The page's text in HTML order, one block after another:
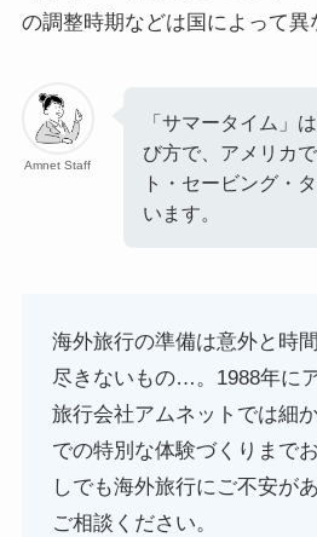
の調整時期などは国によって異
Amnet Staff
「サマータイム」
び方で、アメリカ
ト・セービング・
います。
海外旅行の準備は意外と時
尽きないもの…。1988年に
旅行会社アムネットでは細
での特別な体験づくりまで
しでも海外旅行にご不安が
ご相談ください。